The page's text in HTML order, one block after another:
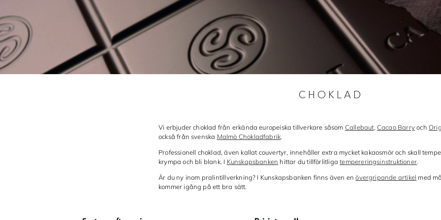
CHOKLAD
Vi erbjuder choklad från erkända europeiska tillverkare såsom Callebaut, Cacao Barryoch
också från svenska Malmö Chokladfabrik.
Professionell choklad, även kallat couvertyr, innehåller extra mycket kakaosmör och skall
krympa och bli blank. I Kunskapsbanken hittar du tillförlitligatempereringsinstruktioner.
Är du ny inom pralintillverkning? I Kunskapsbanken finns även enövergripande artikel med
kommer igång på ett bra sätt.